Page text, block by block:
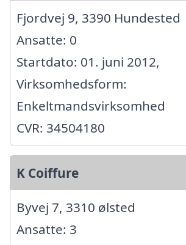
Fjordvej 9, 3390 Hundested
Ansatte: 0
Startdato: 01. juni 2012,
Virksomhedsform:
Enkeltmandsvirksomhed
CVR: 34504180
K Coiffure
Byvej 7, 3310 ølsted
Ansatte: 3